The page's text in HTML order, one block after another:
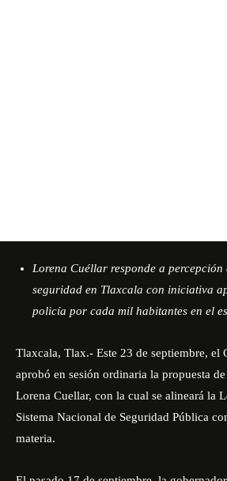
Lorena Cuéllar responde a
seguridad en Tlaxcala con iniciativa
policía por cada mil habitantes en el
Tlaxcala, Tlax.- Este 23 de septiembre, el
aprobó en sesión ordinaria la propuesta
Lorena Cuellar, con la cual se alineará la
Sistema Nacional de Seguridad Pública
materia.